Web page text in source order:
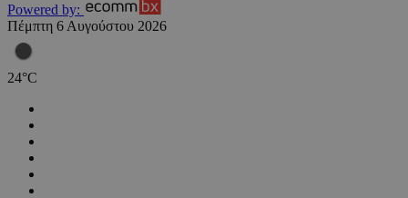
Powered by:
Πέμπτη 6 Αυγούστου 2026
24°C